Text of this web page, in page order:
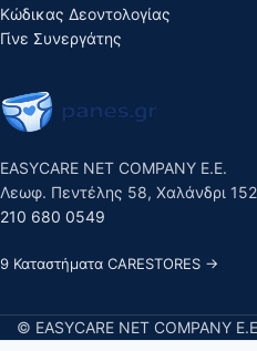
Κώδικας Δεοντολογίας
Γίνε Συνεργάτης
EASYCARE NET COMPANY E.E.
Λεωφ. Πεντέλης 58, Χαλάνδρι
210 680 0549
9 Καταστήματα CARESTORES →
© EASYCARE NET COMPANY